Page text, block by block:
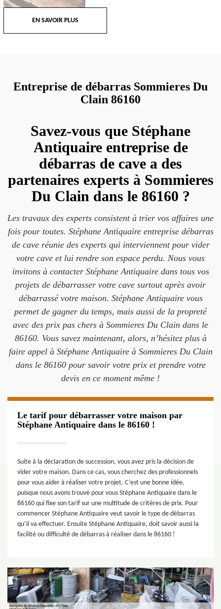
EN SAVOIR PLUS
Entreprise de débarras Sommieres Du
Clain 86160
Savez-vous que Stéphane
Antiquaire entreprise de
débarras de cave a des
partenaires experts à Sommieres
Du Clain dans le 86160 ?
Les travaux des experts consistent à trier vos affaires une
fois pour toutes. Stéphane Antiquaire entreprise débarras
de cave réunie des experts qui interviennent pour vider
votre cave et lui rendre son espace perdu. Nous vous
invitons à contacter Stéphane Antiquaire dans tous vos
projets de débarrasser votre cave surtout après avoir
débarrassé votre maison. Stéphane Antiquaire vous
permet de gagner du temps, mais aussi de la propreté
avec des prix pas chers à Sommieres Du Clain dans le
86160. Vous savez maintenant, alors, n’hésitez plus à
faire appel à Stéphane Antiquaire à Sommieres Du Clain
dans le 86160 pour savoir votre prix et prendre votre
devis en ce moment même !
Le tarif pour débarrasser votre maison par
Stéphane Antiquaire dans le 86160 !
Suite à la déclaration de succession, vous avez pris la décision de
vider votre maison. Dans ce cas, vous cherchez des professionnels
pour vous aider à réaliser votre projet. C’est une bonne idée,
puisque nous avons trouvé pour vous Stéphane Antiquaire dans le
86160 qui fixe son tarif sur une multitude de critères de prix. Pour
commencer Stéphane Antiquaire veut savoir le type de débarras
qu’il va effectuer. Ensuite Stéphane Antiquaire, doit savoir aussi la
facilité ou difficulté de débarras à réaliser dans le 86160 !